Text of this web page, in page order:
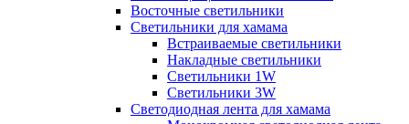
Восточные светильники
Светильники для хамама
Встраиваемые светильники
Накладные светильники
Светильники 1W
Светильники 3W
Светодиодная лента для хамама